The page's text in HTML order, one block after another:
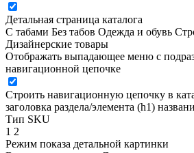
Детальная страница каталога
С табами Без табов Одежда и обувь
Дизайнерские товары
Отображать выпадающее меню с
навигационной цепочке
Строить навигационную цепочку в
заголовка раздела/элемента (h1)
Тип SKU
1 2
Режим показа детальной картинки